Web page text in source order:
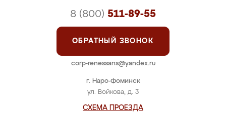
г. Наро-Фоминск
ул. Войкова, д. 3
СХЕМА ПРОЕЗДА
8 (800) 511-89-55
ОБРАТНЫЙ ЗВОНОК
corp-renessans@yandex.ru